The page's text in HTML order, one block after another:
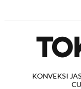
KONVEKSI